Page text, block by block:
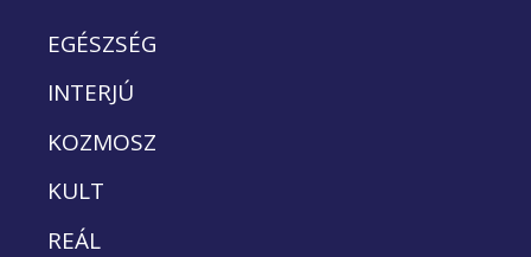
EGÉSZSÉG
INTERJÚ
KOZMOSZ
KULT
REÁL